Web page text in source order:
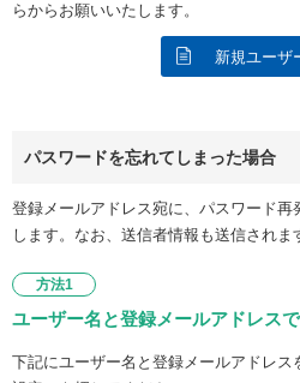
らからお願いいたします。
新規ユーザ
パスワードを忘れてしまった場合
登録メールアドレス宛に、パスワード
します。なお、送信者情報も送信されま
方法1
ユーザー名と登録メールアドレス
下記にユーザー名と登録メールアドレ